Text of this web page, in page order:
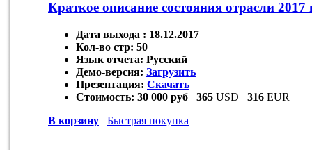
Краткое описание состояния отрасли 2017
Дата выхода : 18.12.2017
Кол-во стр: 50
Язык отчета: Русский
Демо-версия: Загрузить
Презентация: Скачать
Стоимость: 30 000 руб 365 USD 316 EUR
В корзину
Быстрая покупка